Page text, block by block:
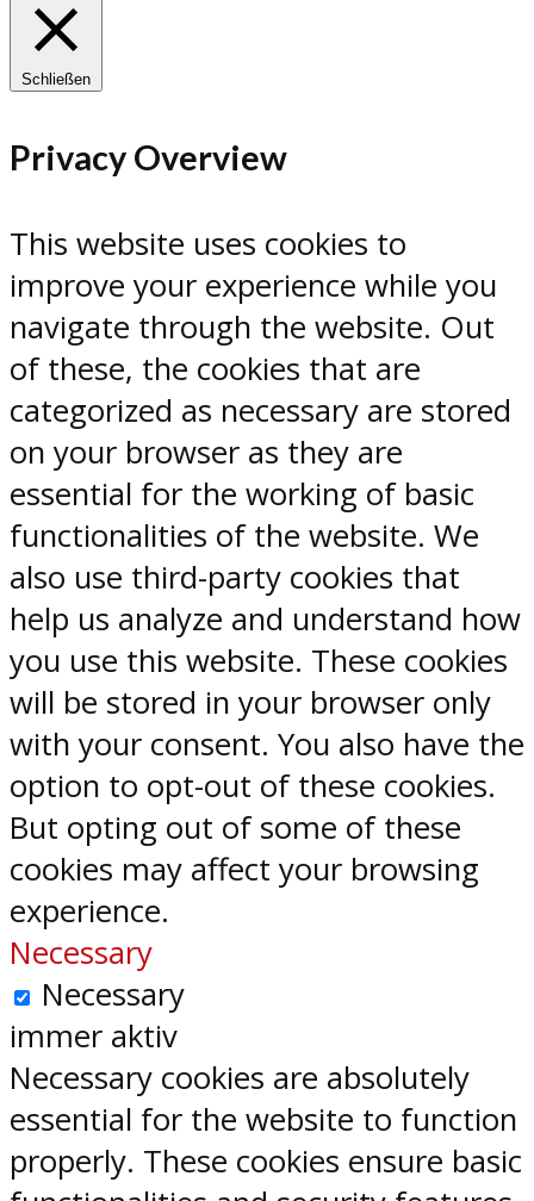
Schließen
Privacy Overview
This website uses cookies to
improve your experience while you
navigate through the website. Out
of these, the cookies that are
categorized as necessary are stored
on your browser as they are
essential for the working of basic
functionalities of the website. We
also use third-party cookies that
help us analyze and understand how
you use this website. These cookies
will be stored in your browser only
with your consent. You also have the
option to opt-out of these cookies.
But opting out of some of these
cookies may affect your browsing
experience.
Necessary
Necessary
immer aktiv
Necessary cookies are absolutely
essential for the website to function
properly. These cookies ensure basic